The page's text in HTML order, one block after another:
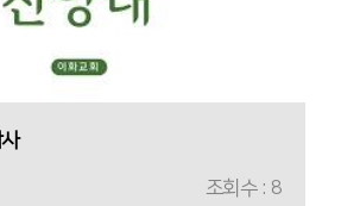
조회수 : 8